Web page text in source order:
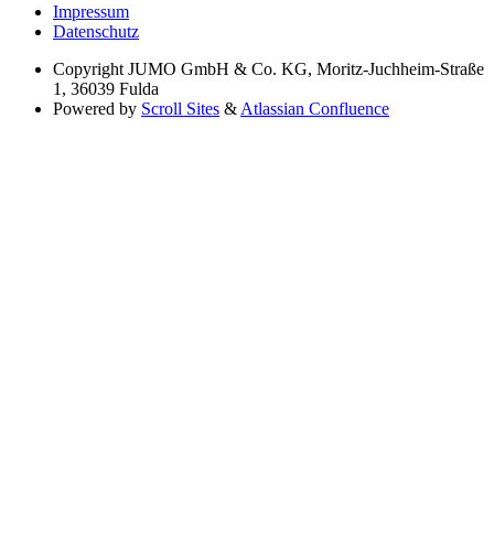
Impressum
Datenschutz
Copyright JUMO GmbH & Co. KG, Moritz-Juchheim-Straße
1, 36039 Fulda
Powered by Scroll Sites & Atlassian Confluence